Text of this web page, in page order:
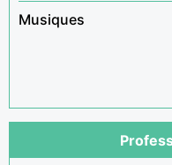
Musiques